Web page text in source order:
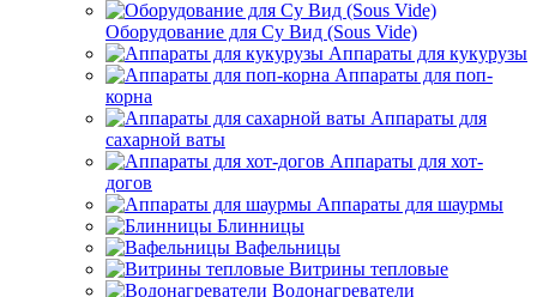
Оборудование для Су Вид (Sous Vide)
Аппараты для кукурузы
Аппараты для поп-
корна
Аппараты для
сахарной ваты
Аппараты для хот-
догов
Аппараты для шаурмы
Блинницы
Вафельницы
Витрины тепловые
Водонагреватели